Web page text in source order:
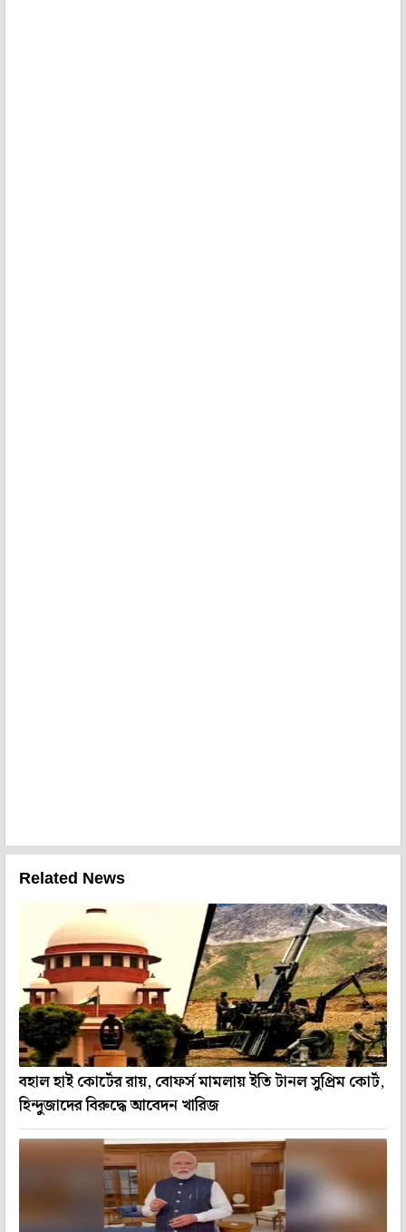
Related News
বহাল হাই কোর্টের রায়, বোফর্স মামলায় ইতি টানল সুপ্রিম কোর্ট,
হিন্দুজাদের বিরুদ্ধে আবেদন খারিজ